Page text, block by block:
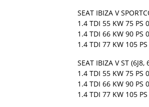
SEAT IBIZA V
1.4 TDI 55 KW 75
1.4 TDI 66 KW 90
1.4 TDI 77 KW 105
SEAT IBIZA V ST (6J8,
1.4 TDI 55 KW 75
1.4 TDI 66 KW 90
1.4 TDI 77 KW 105